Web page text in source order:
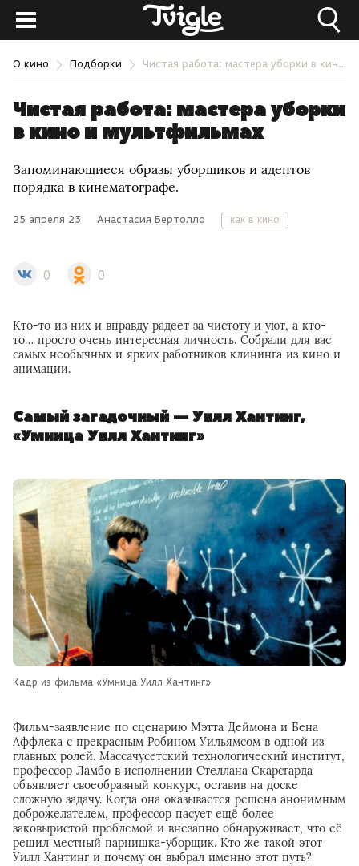
О кино Подборки Чистая работа: мастера уборки в кино и мультфильмах
Чистая работа: мастера уборки
в кино и мультфильмах
Запоминающиеся образы уборщиков и адептов
порядка в кинематографе.
25 апреля 23 Анастасия Бертолло как в кино
0 0
Кто-то из них и вправду радеет за чистоту и уют, а кто-
то… просто очень интересная личность. Собрали для вас
самых необычных и ярких работников клининга из кино и
анимации.
Самый загадочный — Уилл Хантинг,
«Умница Уилл Хантинг»
Кадр из фильма «Умница Уилл Хантинг»
Фильм-заявление по сценарию Мэтта Деймона и Бена
Аффлека с прекрасным Робином Уильямсом в одной из
главных ролей. Массачусетский технологический институт,
профессор Ламбо в исполнении Стеллана Скарсгарда
объявляет своеобразный конкурс, оставив на доске
сложную задачу. Когда она оказывается решена анонимным
доброжелателем, профессор пасует ещё более
заковыристой проблемой и внезапно обнаруживает, что её
решил местный парнишка-уборщик. Кто же такой этот
Уилл Хантинг и почему он выбрал именно этот путь?